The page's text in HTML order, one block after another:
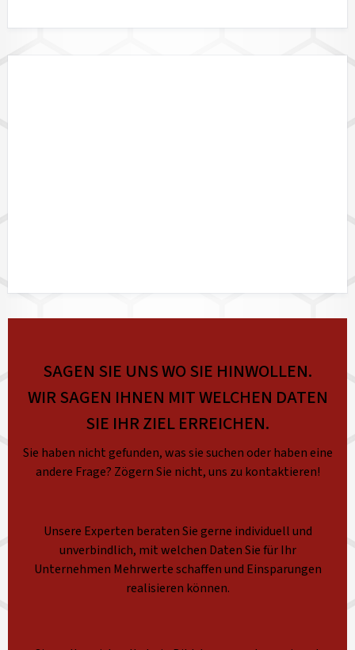
SAGEN SIE UNS WO SIE HINWOLLEN.
WIR SAGEN IHNEN MIT WELCHEN DATEN
SIE IHR ZIEL ERREICHEN.
Sie haben nicht gefunden, was sie suchen oder haben eine
andere Frage? Zögern Sie nicht, uns zu kontaktieren!
Unsere Experten beraten Sie gerne individuell und
unverbindlich, mit welchen Daten Sie für Ihr
Unternehmen Mehrwerte schaffen und Einsparungen
realisieren können.